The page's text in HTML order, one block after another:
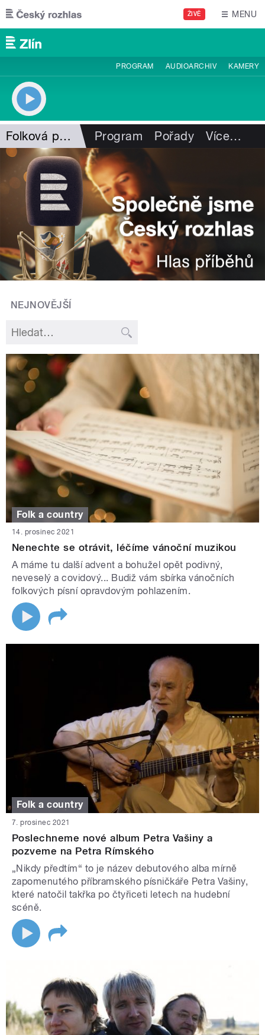
Přejít k hlavnímu obsahu
ŽIVĚ MENU
PROGRAM AUDIOARCHIV KAMERY
Folková pohlazení Program Pořady Více…
NEJNOVĚJŠÍ
Folk a country
14. prosinec 2021
Nenechte se otrávit, léčíme vánoční muzikou
A máme tu další advent a bohužel opět podivný,
neveselý a covidový... Budiž vám sbírka vánočních
folkových písní opravdovým pohlazením.
Folk a country
7. prosinec 2021
Poslechneme nové album Petra Vašiny a
pozveme na Petra Rímského
„Nikdy předtím“ to je název debutového alba mírně
zapomenutého příbramského písničkáře Petra Vašiny,
které natočil takřka po čtyřiceti letech na hudební
scéně.